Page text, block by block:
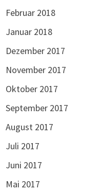
Februar 2018
Januar 2018
Dezember 2017
November 2017
Oktober 2017
September 2017
August 2017
Juli 2017
Juni 2017
Mai 2017